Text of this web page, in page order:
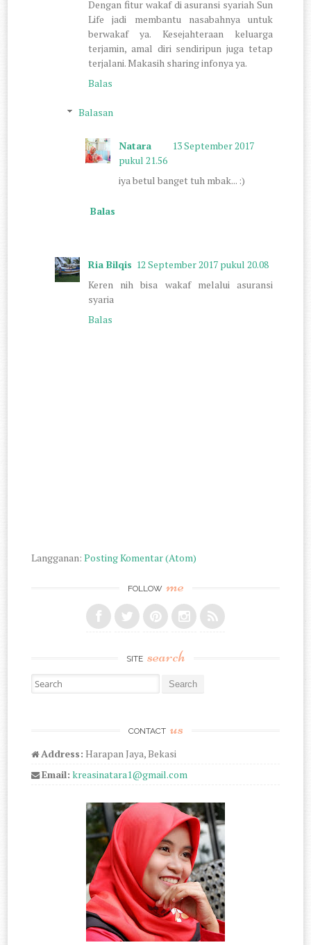
Dengan fitur wakaf di asuransi syariah Sun
Life jadi membantu nasabahnya untuk
berwakaf ya. Kesejahteraan keluarga
terjamin, amal diri sendiripun juga tetap
terjalani. Makasih sharing infonya ya.
Balas
Balasan
Natara
13 September 2017
pukul 21.56
iya betul banget tuh mbak... :)
Balas
Ria Bilqis 12 September 2017 pukul 20.08
Keren nih bisa wakaf melalui asuransi
syaria
Balas
Langganan:Posting Komentar (Atom)
FOLLOW me
SITE search
Search for:
CONTACT us
Address: Harapan Jaya, Bekasi
Email: kreasinatara1@gmail.com